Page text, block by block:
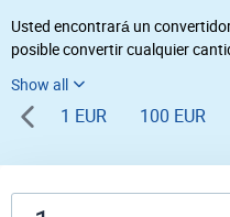
Usted encontrará un
posible convertir cualquier
usted necesita una conversión
deCUP EUR.
1 EUR 100 EUR